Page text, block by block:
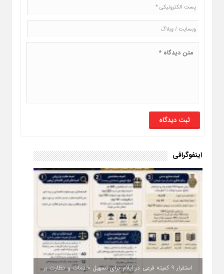
اینفوگرافی
استقرار ۹ کمیته فرعی در ایلام برای تسهیل خدمات و نظارت بر